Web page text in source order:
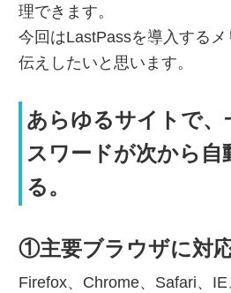
理できます。
今回はLastPassを導入する
伝えしたいと思います。
あらゆるサイトで、
スワードが次から自
る。
①主要ブラウザに対
Firefox、Chrome、Safari、